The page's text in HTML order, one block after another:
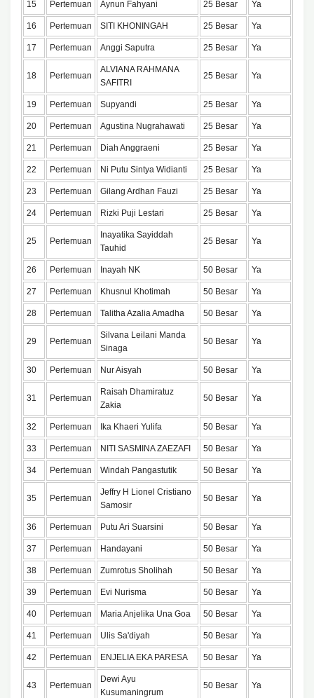
15 Pertemuan Aynun Fahyani 25 Besar Ya
16 Pertemuan SITI KHONINGAH 25 Besar Ya
17 Pertemuan Anggi Saputra 25 Besar Ya
18 Pertemuan
ALVIANA RAHMANA
SAFITRI
25 Besar Ya
19 Pertemuan Supyandi 25 Besar Ya
20 Pertemuan Agustina Nugrahawati 25 Besar Ya
21 Pertemuan Diah Anggraeni 25 Besar Ya
22 Pertemuan Ni Putu Sintya Widianti 25 Besar Ya
23 Pertemuan Gilang Ardhan Fauzi 25 Besar Ya
24 Pertemuan Rizki Puji Lestari 25 Besar Ya
25 Pertemuan
Inayatika Sayiddah
Tauhid
25 Besar Ya
26 Pertemuan Inayah NK 50 Besar Ya
27 Pertemuan Khusnul Khotimah 50 Besar Ya
28 Pertemuan Talitha Azalia Amadha 50 Besar Ya
29 Pertemuan
Silvana Leilani Manda
Sinaga
50 Besar Ya
30 Pertemuan Nur Aisyah 50 Besar Ya
31 Pertemuan
Raisah Dhamiratuz
Zakia
50 Besar Ya
32 Pertemuan Ika Khaeri Yulifa 50 Besar Ya
33 Pertemuan NITI SASMINA ZAEZAFI 50 Besar Ya
34 Pertemuan Windah Pangastutik 50 Besar Ya
35 Pertemuan
Jeffry H Lionel Cristiano
Samosir
50 Besar Ya
36 Pertemuan Putu Ari Suarsini 50 Besar Ya
37 Pertemuan Handayani 50 Besar Ya
38 Pertemuan Zumrotus Sholihah 50 Besar Ya
39 Pertemuan Evi Nurisma 50 Besar Ya
40 Pertemuan Maria Anjelika Una Goa 50 Besar Ya
41 Pertemuan Ulis Sa'diyah 50 Besar Ya
42 Pertemuan ENJELIA EKA PARESA 50 Besar Ya
43 Pertemuan
Dewi Ayu
Kusumaningrum
50 Besar Ya